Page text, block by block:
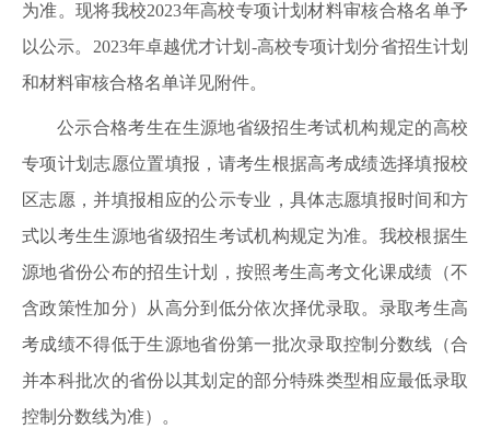
为准。现将我校2023年高校专项计划材料审核合格名单予
以公示。2023年卓越优才计划-高校专项计划分省招生计划
和材料审核合格名单详见附件。
公示合格考生在生源地省级招生考试机构规定的高校
专项计划志愿位置填报，请考生根据高考成绩选择填报校
区志愿，并填报相应的公示专业，具体志愿填报时间和方
式以考生生源地省级招生考试机构规定为准。我校根据生
源地省份公布的招生计划，按照考生高考文化课成绩（不
含政策性加分）从高分到低分依次择优录取。录取考生高
考成绩不得低于生源地省份第一批次录取控制分数线（合
并本科批次的省份以其划定的部分特殊类型相应最低录取
控制分数线为准）。